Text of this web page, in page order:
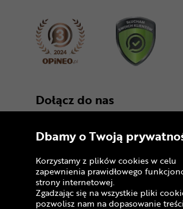
Dołącz do nas
Copyright © 2005 - 2026
Dbamy o Twoją
Korzystamy z plików cookies w celu
zapewnienia prawidłowego
strony internetowej.
Zgadzając się na wszystkie pliki
pozwolisz nam na dopasowanie